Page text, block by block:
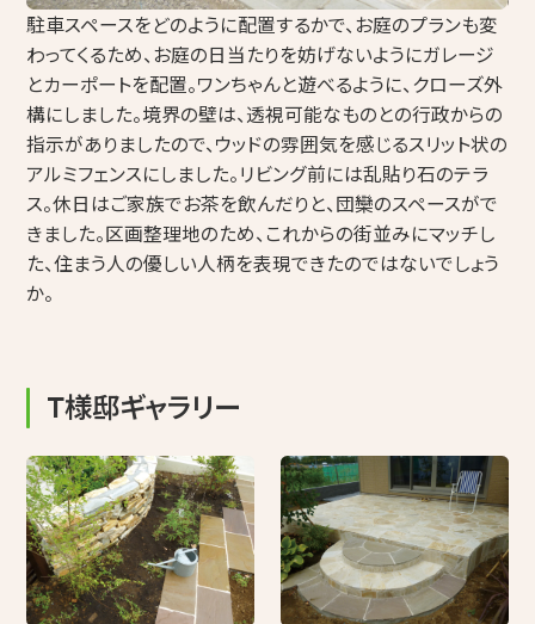
プライバシーポリシー組合員専用ページ
駐車スペースをどのように配置するかで、お庭のプランも変
わってくるため、お庭の日当たりを妨げないようにガレージ
とカーポートを配置。ワンちゃんと遊べるように、クローズ外
構にしました。境界の壁は、透視可能なものとの行政からの
指示がありましたので、ウッドの雰囲気を感じるスリット状の
アルミフェンスにしました。リビング前には乱貼り石のテラ
ス。休日はご家族でお茶を飲んだりと、団欒のスペースがで
きました。区画整理地のため、これからの街並みにマッチし
た、住まう人の優しい人柄を表現できたのではないでしょう
か。
T様邸ギャラリー